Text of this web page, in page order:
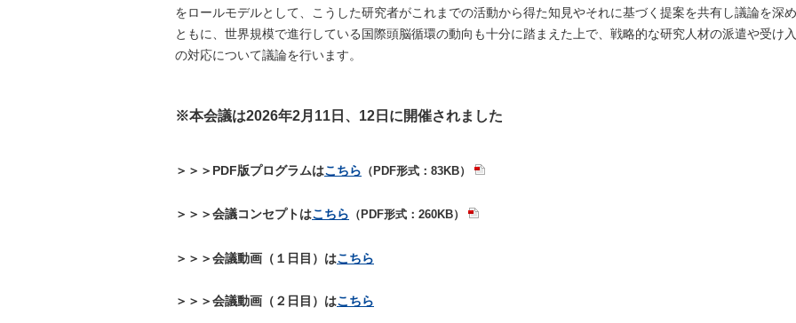
をロールモデルとして、こうした研究者がこれまでの活動から得た知見やそれに基づく提案を共有し議論を深
ともに、世界規模で進行している国際頭脳循環の動向も十分に踏まえた上で、戦略的な研究人材の派遣や受け
の対応について議論を行います。
※本会議は2026年2月11日、12日に開催されました
＞＞＞PDF版プログラムはこちら （PDF形式：83KB）
＞＞＞会議コンセプトはこちら （PDF形式：260KB）
＞＞＞会議動画（１日目）はこちら
＞＞＞会議動画（２日目）はこちら